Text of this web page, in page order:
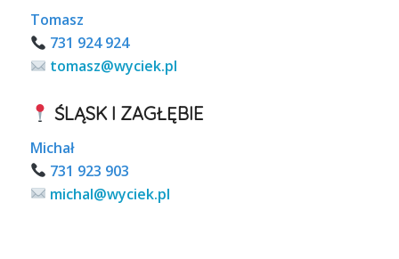
Tomasz
731 924 924
tomasz@wyciek.pl
ŚLĄSK I ZAGŁĘBIE
Michał
731 923 903
michal@wyciek.pl